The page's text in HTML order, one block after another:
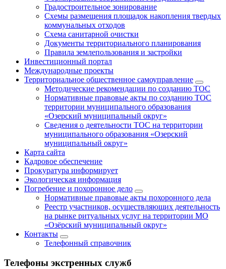
Градостроительное зонирование
Схемы размещения площадок накопления твердых
коммунальных отходов
Схема санитарной очистки
Документы территориального планирования
Правила землепользования и застройки
Инвестиционный портал
Международные проекты
Территориальное общественное самоуправление
Методические рекомендации по созданию ТОС
Нормативные правовые акты по созданию ТОС
территории муниципального образования
«Озерский муниципальный округ»
Сведения о деятельности ТОС на территории
муниципального образования «Озерский
муниципальный округ»
Карта сайта
Кадровое обеспечение
Прокуратура информирует
Экологическая информация
Погребение и похоронное дело
Нормативные правовые акты похоронного дела
Реестр участников, осуществляющих деятельность
на рынке ритуальных услуг на территории МО
«Озёрский муниципальный округ»
Контакты
Телефонный справочник
Телефоны экстренных служб